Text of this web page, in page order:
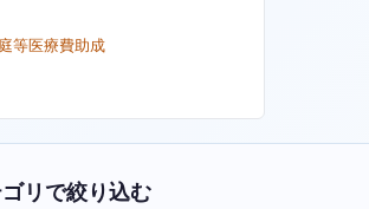
等医療費助成
リで絞り込む